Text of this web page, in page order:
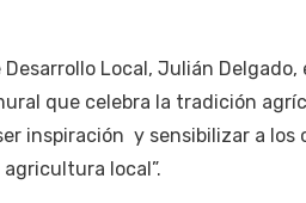
Local, Julián
que celebra la tradición
inspiración y sensibilizar a los
local”.